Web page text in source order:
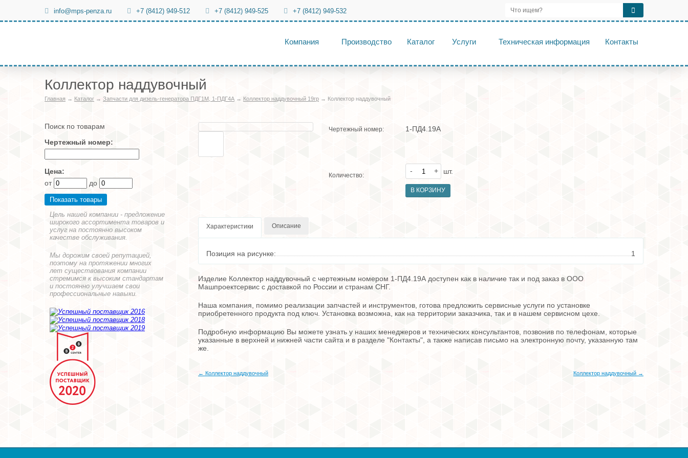
info@mps-penza.ru +7 (8412) 949-512 +7 (8412) 949-525 +7 (8412) 949-532
Компания Производство Каталог Услуги Техническая информация Контакты
Коллектор наддувочный
Главная → Каталог → Запчасти для дизель-генератора ПДГ1М, 1-ПДГ4А → Коллектор наддувочный 19гр → Коллектор наддувочный
Поиск по товарам
Чертежный номер:
Цена:
от
до
Цель нашей компании - предложение
широкого ассортимента товаров и
услуг на постоянно высоком
качестве обслуживания.
Мы дорожим своей репутацией,
поэтому на протяжении многих
лет существования компании
стремимся к высоким стандартам
и постоянно улучшаем свои
профессиональные навыки.
Чертежный номер: 1-ПД4.19А
Количество:
шт.
+
-
Характеристики Описание
Позиция на рисунке: 1
Изделие Коллектор наддувочный с чертежным номером 1-ПД4.19А доступен как в наличие так и под заказ в ООО
Машпроектсервис с доставкой по России и странам СНГ.
Наша компания, помимо реализации запчастей и инструментов, готова предложить сервисные услуги по установке
приобретенного продукта под ключ. Установка возможна, как на территории заказчика, так и в нашем сервисном цехе.
Подробную информацию Вы можете узнать у наших менеджеров и технических консультантов, позвонив по телефонам, которые
указанные в верхней и нижней части сайта и в разделе "Контакты", а также написав письмо на электронную почту, указанную там
же.
← Коллектор наддувочный Коллектор наддувочный →